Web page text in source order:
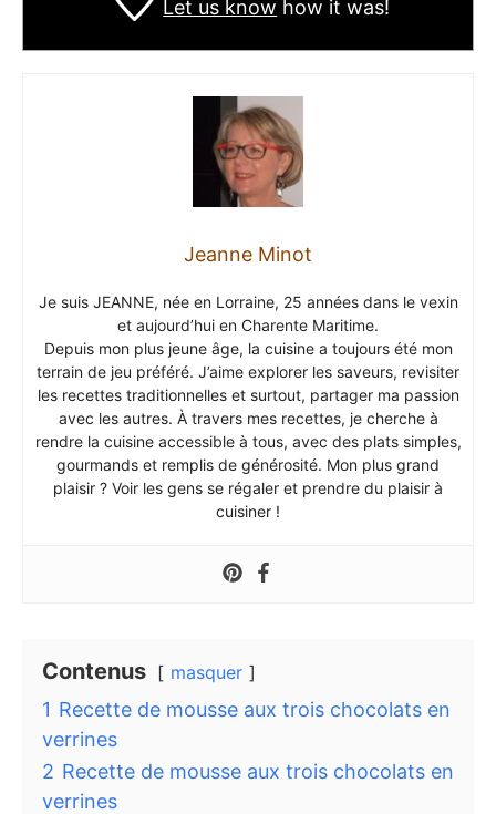
Let us know how it was!
Jeanne Minot
Je suis JEANNE, née en Lorraine, 25 années dans le vexin
et aujourd’hui en Charente Maritime.
Depuis mon plus jeune âge, la cuisine a toujours été mon
terrain de jeu préféré. J’aime explorer les saveurs, revisiter
les recettes traditionnelles et surtout, partager ma passion
avec les autres. À travers mes recettes, je cherche à
rendre la cuisine accessible à tous, avec des plats simples,
gourmands et remplis de générosité. Mon plus grand
plaisir ? Voir les gens se régaler et prendre du plaisir à
cuisiner !
Contenus masquer
1 Recette de mousse aux trois chocolats en
verrines
2 Recette de mousse aux trois chocolats en
verrines